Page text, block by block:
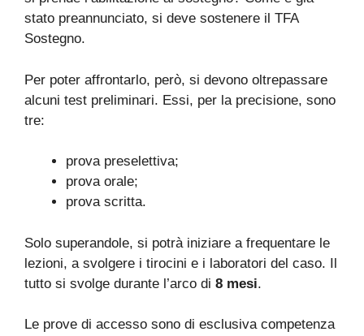
stato preannunciato, si deve sostenere il TFA
Sostegno.
Per poter affrontarlo, però, si devono oltrepassare
alcuni test preliminari. Essi, per la precisione, sono
tre:
prova preselettiva;
prova orale;
prova scritta.
Solo superandole, si potrà iniziare a frequentare le
lezioni, a svolgere i tirocini e i laboratori del caso. Il
tutto si svolge durante l’arco di 8 mesi.
Le prove di accesso sono di esclusiva competenza